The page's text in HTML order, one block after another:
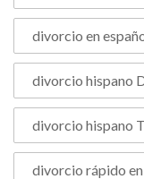
divorcio en
divorcio hispano
divorcio hispano
divorcio rápido en